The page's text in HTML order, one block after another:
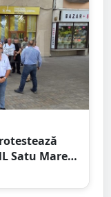
Satu Mare.